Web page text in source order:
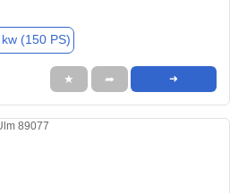
(150 PS)
★ ➦ ➜